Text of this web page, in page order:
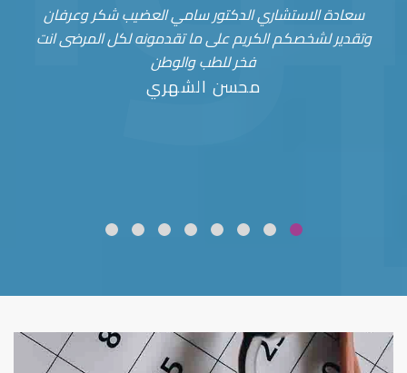
سعادة الاستشاري الدكتور سامي العضيب شكر وعرفان
وتقدير لشخصكم الكريم على ما تقدمونه لكل المرضى انت
فخر للطب والوطن
محسن الشهري